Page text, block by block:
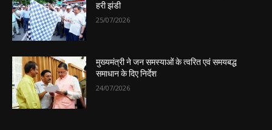
हरी झंडी
25/07/2026
मुख्यमंत्री ने जन समस्याओं के त्वरित एवं समयबद्ध
समाधान के दिए निर्देश
24/07/2026